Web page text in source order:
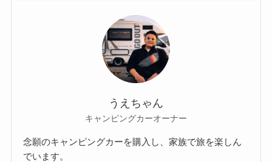
うえちゃん
キャンピングカーオーナー
念願のキャンピングカーを購入し、家族で旅を楽しん
でいます。